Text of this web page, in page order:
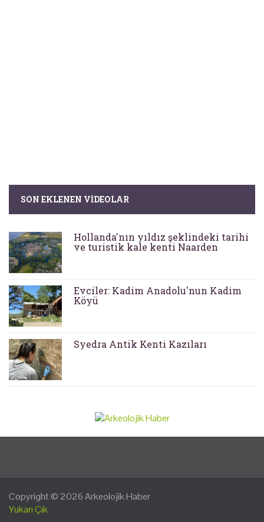
SON EKLENEN VIDEOLAR
Hollanda'nın yıldız şeklindeki tarihi
ve turistik kale kenti Naarden
Evciler: Kadim Anadolu'nun Kadim
Köyü
Syedra Antik Kenti Kazıları
Copyright © 2026Arkeolojik Haber
Yukarı Çık